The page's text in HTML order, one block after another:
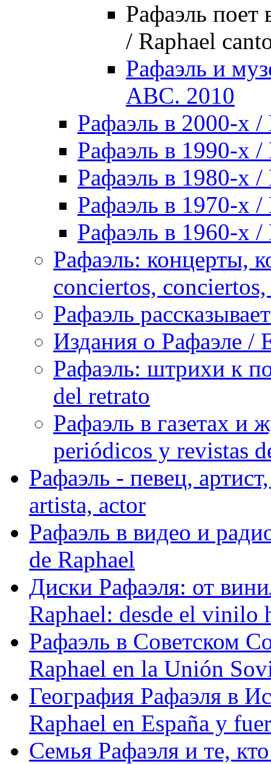
Рафаэль
/ Raphael
Рафаэль и
ABC. 2010
Рафаэль в 2000-х /
Рафаэль в 1990-х /
Рафаэль в 1980-х /
Рафаэль в 1970-х /
Рафаэль в 1960-х /
Рафаэль: концерты,
conciertos,
Рафаэль
Издания о Рафаэле /
Рафаэль: штрихи к
del retrato
Рафаэль в газетах и
periódicos y revistas
Рафаэль - певец,
artista, actor
Рафаэль в видео и
de Raphael
Диски Рафаэля: от
Raphael: desde el vinilo
Рафаэль в Советском
Raphael en la Unión
География Рафаэля в
Raphael en España y
Семья Рафаэля и те,